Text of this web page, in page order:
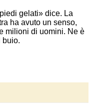
gelati» dice. La
ha avuto un senso,
milioni di uomini. Ne è
buio.